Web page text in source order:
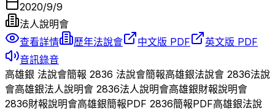
2020/9/9
法人說明會
查看詳情
歷年法說會 中文版 PDF
英文版 PDF
音訊錄音
高雄銀 法說會簡報 2836 法說會簡報高雄銀法說會 2836法說
會高雄銀法人說明會 2836法人說明會高雄銀財報說明會
2836財報說明會高雄銀簡報PDF 2836簡報PDF高雄銀法說